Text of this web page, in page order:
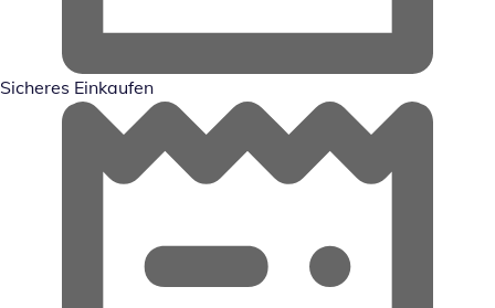
Sicheres Einkaufen